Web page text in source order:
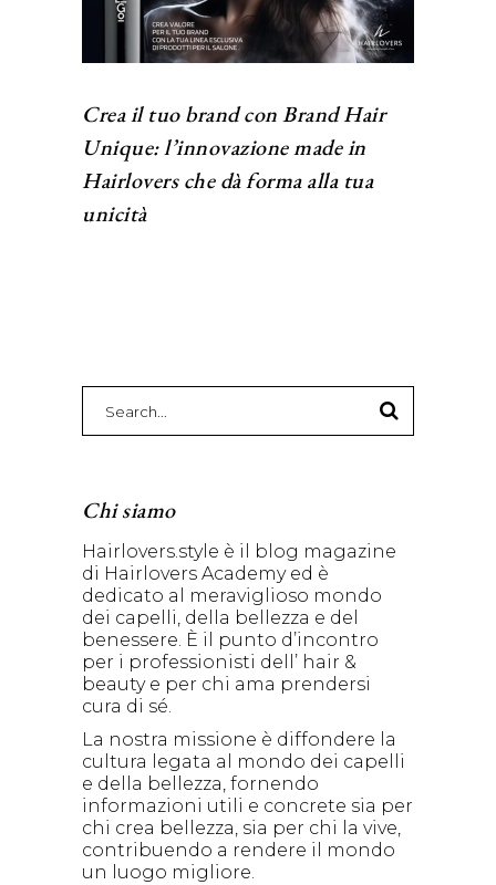
Crea il tuo brand con Brand Hair
Unique: l’innovazione made in
Hairlovers che dà forma alla tua
unicità
for:
Chi siamo
Hairlovers.style è il blog magazine
di Hairlovers Academy ed è
dedicato al meraviglioso mondo
dei capelli, della bellezza e del
benessere. È il punto d’incontro
per i professionisti dell’ hair &
beauty e per chi ama prendersi
cura di sé.
La nostra missione è diffondere la
cultura legata al mondo dei capelli
e della bellezza, fornendo
informazioni utili e concrete sia per
chi crea bellezza, sia per chi la vive,
contribuendo a rendere il mondo
un luogo migliore.